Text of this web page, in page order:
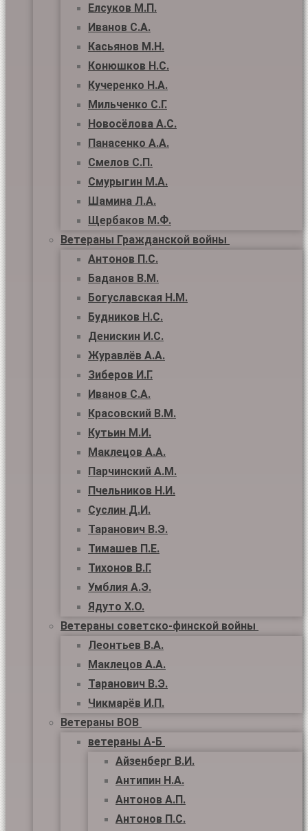
Елсуков М.П.
Иванов С.А.
Касьянов М.Н.
Конюшков Н.С.
Кучеренко Н.А.
Мильченко С.Г.
Новосёлова А.С.
Панасенко А.А.
Смелов С.П.
Смурыгин М.А.
Шамина Л.А.
Щербаков М.Ф.
Ветераны Гражданской войны
Антонов П.С.
Баданов В.М.
Богуславская Н.М.
Будников Н.С.
Денискин И.С.
Журавлёв А.А.
Зиберов И.Г.
Иванов С.А.
Красовский В.М.
Кутьин М.И.
Маклецов А.А.
Парчинский А.М.
Пчельников Н.И.
Суслин Д.И.
Таранович В.Э.
Тимашев П.Е.
Тихонов В.Г.
Умблия А.Э.
Ядуто Х.О.
Ветераны советско-финской войны
Леонтьев В.А.
Маклецов А.А.
Таранович В.Э.
Чикмарёв И.П.
Ветераны ВОВ
ветераны А-Б
Айзенберг В.И.
Антипин Н.А.
Антонов А.П.
Антонов П.С.